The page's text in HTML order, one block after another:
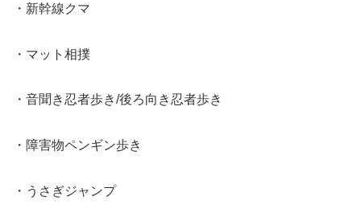
・新幹線クマ
・マット相撲
・音聞き忍者歩き/後ろ向き忍者歩き
・障害物ペンギン歩き
・うさぎジャンプ